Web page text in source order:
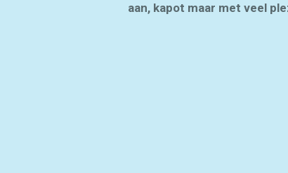
aan, kapot maar met veel